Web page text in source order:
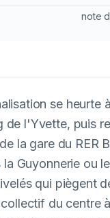
note
se heurte
l'Yvette, puis
la gare du RER
Guyonnerie ou
qui piègent
du centre